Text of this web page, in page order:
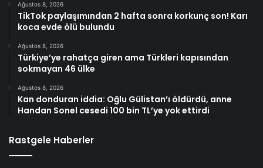
Ağustos 8, 2026
TikTok paylaşımından 2 hafta sonra korkunç son! Karı
koca evde ölü bulundu
Ağustos 8, 2026
Türkiye’ye rahatça giren ama Türkleri kapısından
sokmayan 46 ülke
Ağustos 8, 2026
Kan donduran iddia: Oğlu Gülistan’ı öldürdü, anne
Handan Sonel cesedi 100 bin TL’ye yok ettirdi
Rastgele Haberler